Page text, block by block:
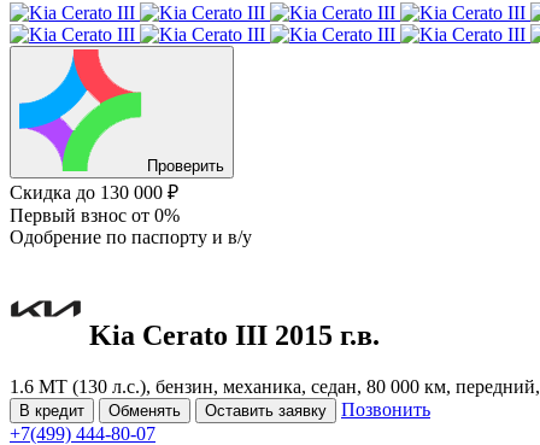
Проверить
Скидка до 130 000 ₽
Первый взнос от 0%
Одобрение по паспорту и в/у
Kia Cerato III 2015 г.в.
1.6 MT (130 л.с.), бензин, механика, седан, 80 000 км,
В кредит Обменять Оставить заявку
Позвонить
+7(499) 444-80-07